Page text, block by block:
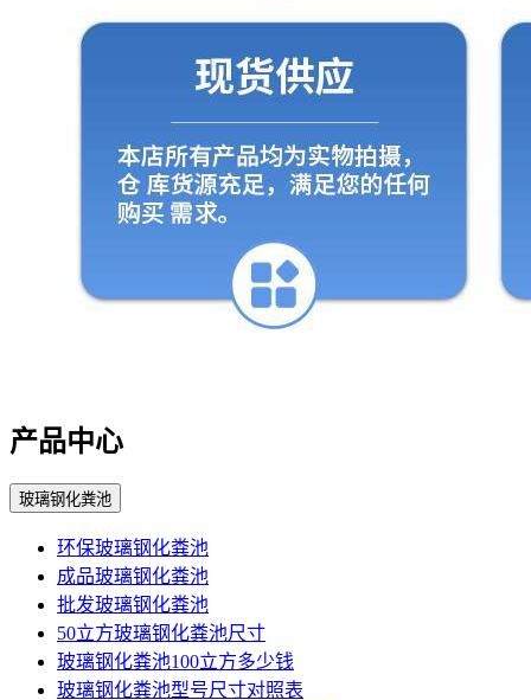
产品中心
玻璃钢化粪池
环保玻璃钢化粪池
成品玻璃钢化粪池
批发玻璃钢化粪池
50立方玻璃钢化粪池尺寸
玻璃钢化粪池100立方多少钱
玻璃钢化粪池型号尺寸对照表